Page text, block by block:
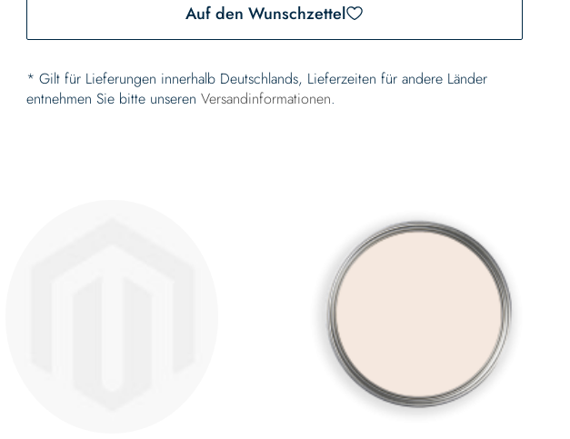
Auf den Wunschzettel
* Gilt für Lieferungen innerhalb Deutschlands, Lieferzeiten für andere Länder
entnehmen Sie bitte unserenVersandinformationen.